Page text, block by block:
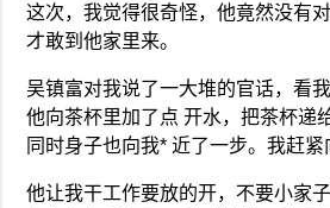
这次，我觉得很奇怪，他竟然没有
才敢到他家里来。
吴镇富对我说了一大堆的官话，看
他向茶杯里加了点 开水，把茶杯递
同时身子也向我* 近了一步。我赶紧
他让我干工作要放的开，不要小家